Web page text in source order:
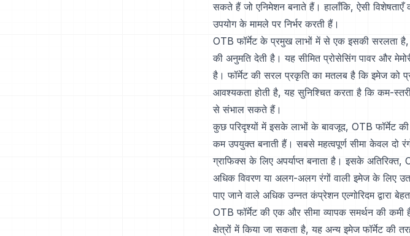
सकते हैं जो एनिमेशन बनाते हैं। हालाँकि, ऐसी विशेषताएँ
उपयोग के मामले पर निर्भर करती हैं।
OTB फॉर्मेट के प्रमुख लाभों में से एक इसकी सरलता है,
की अनुमति देती है। यह सीमित प्रोसेसिंग पावर और
है। फॉर्मेट की सरल प्रकृति का मतलब है कि इमेज को
आवश्यकता होती है, यह सुनिश्चित करता है कि कम-
से संभाल सकते हैं।
कुछ परिदृश्यों में इसके लाभों के बावजूद, OTB फॉर्मेट की
कम उपयुक्त बनाती हैं। सबसे महत्वपूर्ण सीमा केवल दो
ग्राफिक्स के लिए अपर्याप्त बनाता है। इसके अतिरिक्त,
अधिक विवरण या अलग-अलग रंगों वाली इमेज के लिए
पाए जाने वाले अधिक उन्नत कंप्रेशन एल्गोरिदम द्वारा
OTB फॉर्मेट की एक और सीमा व्यापक समर्थन की कमी
क्षेत्रों में किया जा सकता है, यह अन्य इमेज फॉर्मेट की